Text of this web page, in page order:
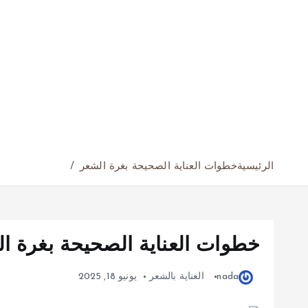
الرئيسيةخطوات العناية الصحيحة بغرة الشعر
خطوات العناية الصحيحة بغرة
nada العناية بالشعر يونيو 18, 2025